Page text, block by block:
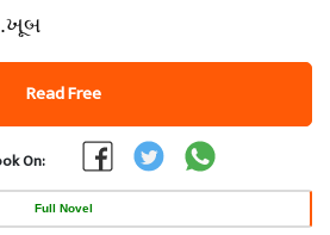
Read Free
On:
Full Novel